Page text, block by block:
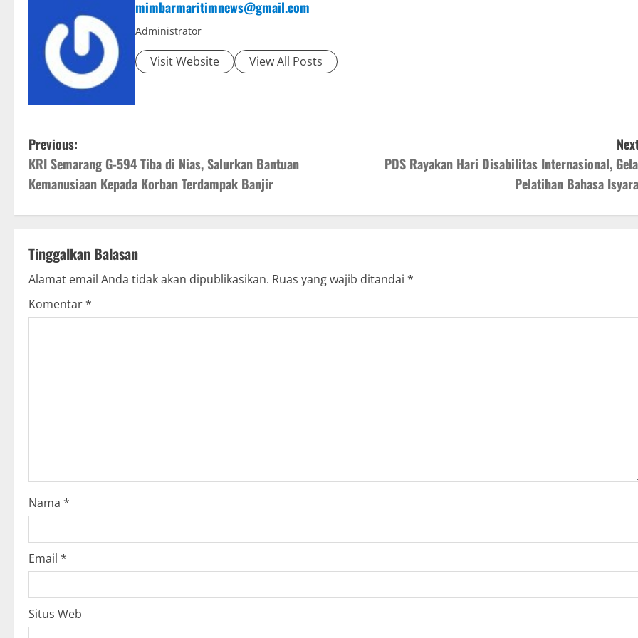
mimbarmaritimnews@gmail.com
Administrator
Visit Website View All Posts
P
o
s
n
a
v
i
o
n
Previous:
KRI Semarang G-594 Tiba di Nias, Salurkan Bantuan
Kemanusiaan Kepada Korban Terdampak Banjir
PDS Rayakan Hari Disabilitas Internasional,
Pelatihan Bahasa
Tinggalkan Balasan
Alamat email Anda tidak akan dipublikasikan. Ruas yang wajib ditandai *
Komentar*
Nama *
Email *
Situs Web